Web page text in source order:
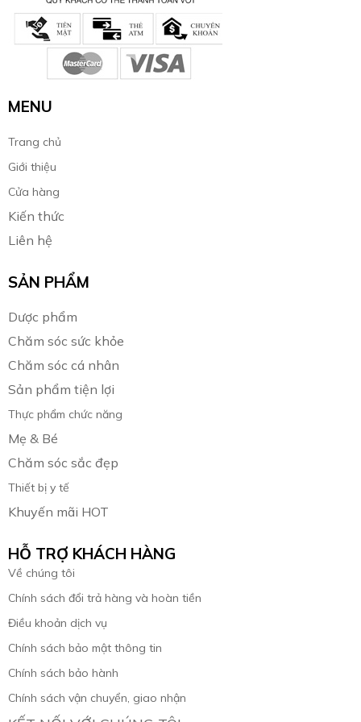
MENU
Trang chủ
Giới thiệu
Cửa hàng
Kiến thức
Liên hệ
SẢN PHẨM
Dược phẩm
Chăm sóc sức khỏe
Chăm sóc cá nhân
Sản phẩm tiện lợi
Thực phẩm chức năng
Mẹ & Bé
Chăm sóc sắc đẹp
Thiết bị y tế
Khuyến mãi HOT
HỖ TRỢ KHÁCH HÀNG
Về chúng tôi
Chính sách đổi trả hàng và hoàn tiền
Điều khoản dịch vụ
Chính sách bảo mật thông tin
Chính sách bảo hành
Chính sách vận chuyển, giao nhận